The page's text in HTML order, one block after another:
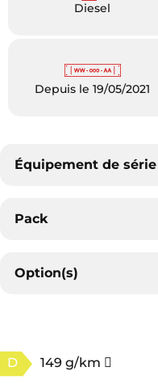
Diesel
Depuis le 19/05/2021
Équipement de série
Pack
Option(s)
D 149 g/km